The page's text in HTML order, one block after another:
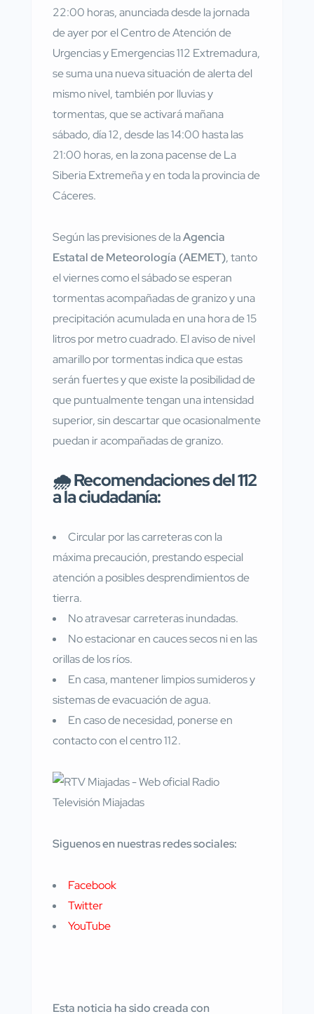
22:00 horas, anunciada desde la jornada
de ayer por el Centro de Atención de
Urgencias y Emergencias 112 Extremadura,
se suma una nueva situación de alerta del
mismo nivel, también por lluvias y
tormentas, que se activará mañana
sábado, día 12, desde las 14:00 hasta las
21:00 horas, en la zona pacense de La
Siberia Extremeña y en toda la provincia de
Cáceres.
Según las previsiones de laAgencia
Estatal de Meteorología (AEMET), tanto
el viernes como el sábado se esperan
tormentas acompañadas de granizo y una
precipitación acumulada en una hora de 15
litros por metro cuadrado. El aviso de nivel
amarillo por tormentas indica que estas
serán fuertes y que existe la posibilidad de
que puntualmente tengan una intensidad
superior, sin descartar que ocasionalmente
puedan ir acompañadas de granizo.
🌧️ Recomendaciones del 112
a la ciudadanía:
Circular por las carreteras con la
máxima precaución, prestando especial
atención a posibles desprendimientos de
tierra.
No atravesar carreteras inundadas.
No estacionar en cauces secos ni en las
orillas de los ríos.
En casa, mantener limpios sumideros y
sistemas de evacuación de agua.
En caso de necesidad, ponerse en
contacto con el centro 112.
Siguenos en nuestras redes sociales:
Facebook
Twitter
YouTube
Esta noticia ha sido creada con